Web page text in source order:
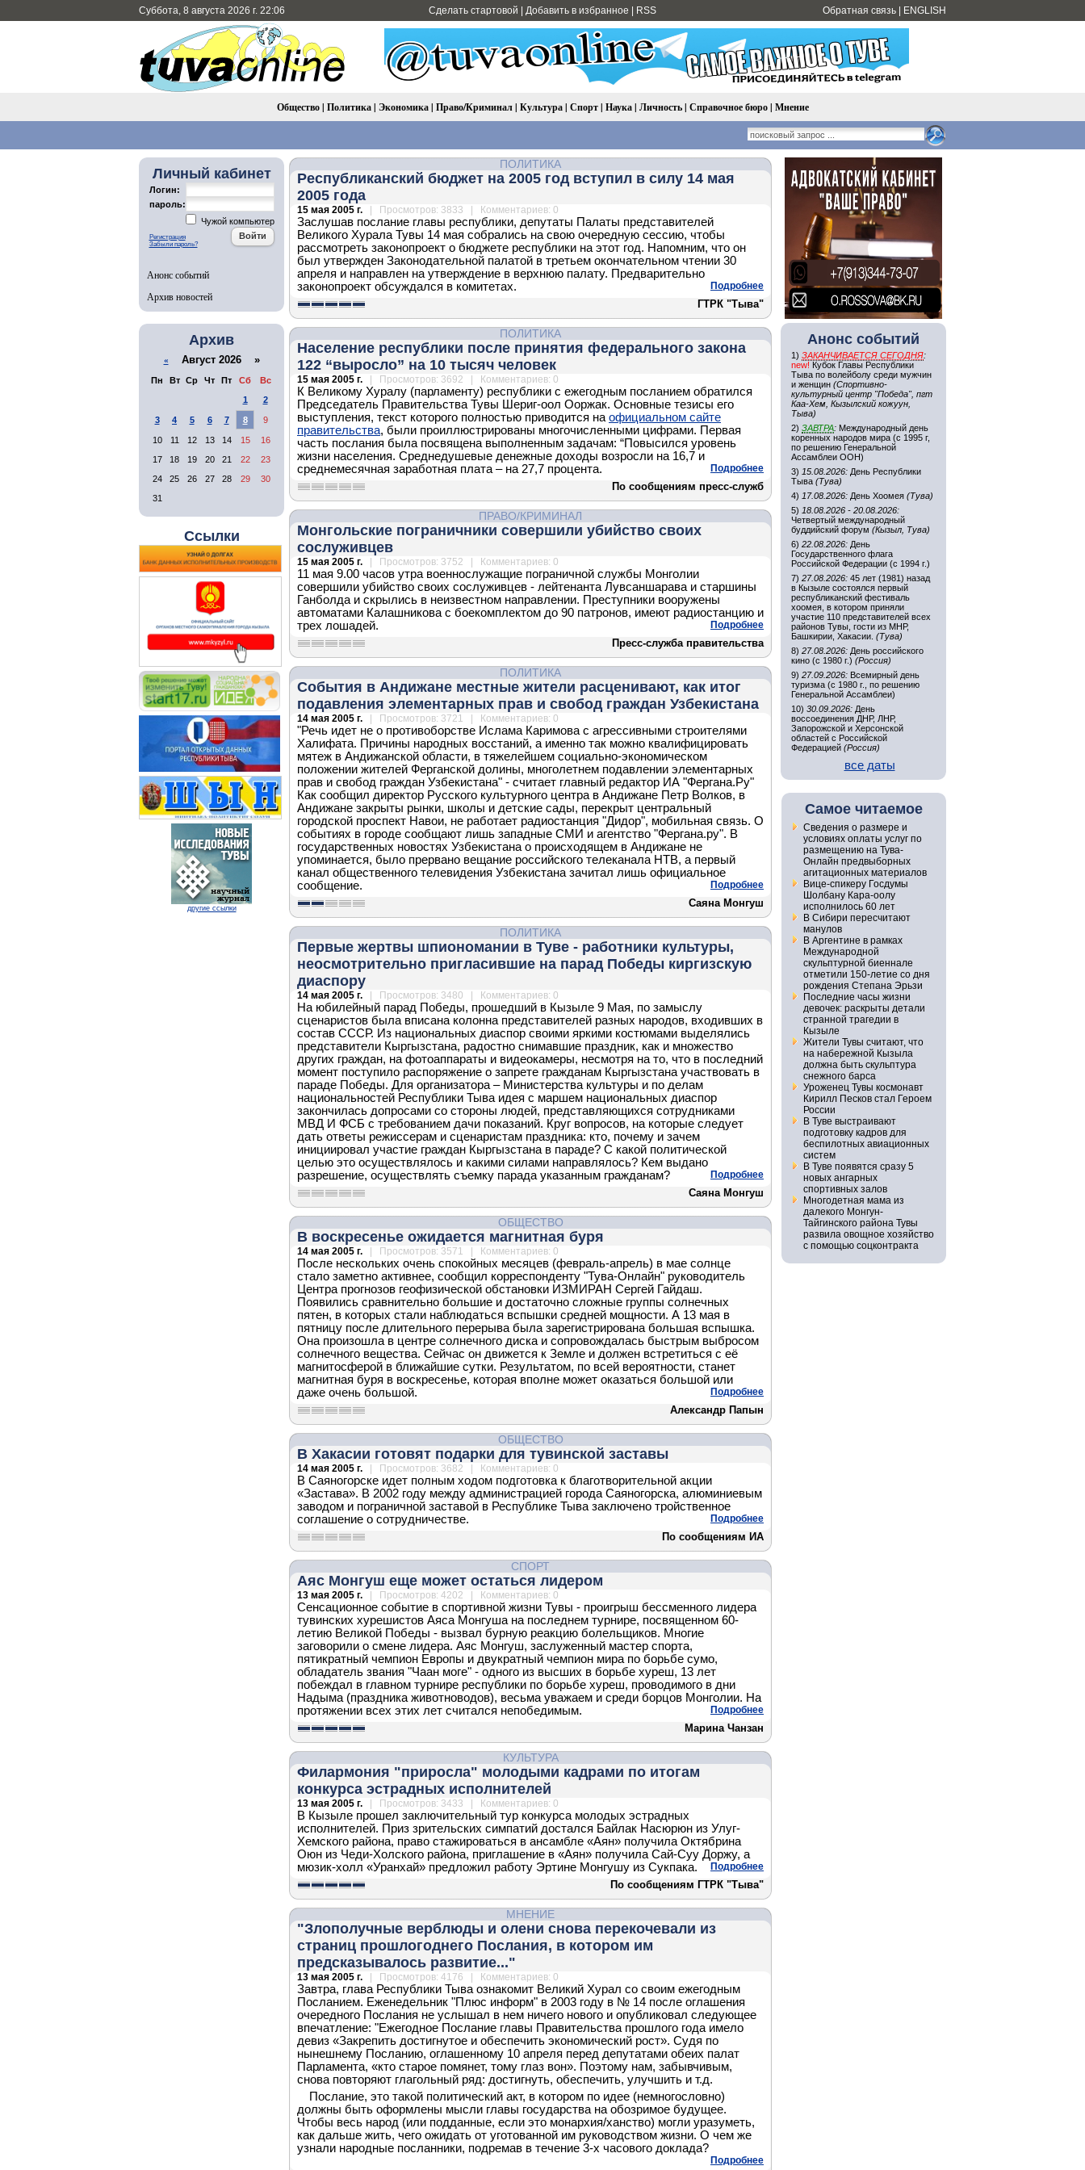
Суббота, 8 августа 2026 г. 22:06 Сделать стартовой Добавить в избранное RSS Обратная связь ENGLISH
Общество| Политика| Экономика| Право/Криминал| Культура| Спорт| Наука| Личность| Справочное бюро| Мнение
Личный кабинет
Логин:
пароль:
Чужой компьютер
Регистрация
Забыли пароль?
Анонс событий
Архив новостей
Архив
« Август 2026 »
Пн Вт Ср Чт Пт Сб
Вс
1
2
3 4 5 6 7 8 9
10 11 12 13 14 15
16
17
18 19 20 21 22
23
24
25 26 27 28 29
30
31
Ссылки
другие ссылки
ПОЛИТИКА
Республиканский бюджет на 2005 год вступил в силу 14 мая
2005 года
15 мая 2005 г. | Просмотров: 3833 | Комментариев: 0
Заслушав послание главы республики, депутаты Палаты представителей
Великого Хурала Тувы 14 мая собрались на свою очередную сессию, чтобы
рассмотреть законопроект о бюджете республики на этот год. Напомним, что он
был утвержден Законодательной палатой в третьем окончательном чтении 30
апреля и направлен на утверждение в верхнюю палату. Предварительно
законопроект обсуждался в комитетах.
Подробнее
ГТРК "Тыва"
ПОЛИТИКА
Население республики после принятия федерального закона
122 “выросло” на 10 тысяч человек
15 мая 2005 г. | Просмотров: 3692 | Комментариев: 0
К Великому Хуралу (парламенту) республики с ежегодным посланием обратился
Председатель Правительства Тувы Шериг-оол Ооржак. Основные тезисы его
выступления, текст которого полностью приводится на официальном сайте
правительства, были проиллюстрированы многочисленными цифрами. Первая
часть послания была посвящена выполненным задачам: “Повысился уровень
жизни населения. Среднедушевые денежные доходы возросли на 16,7 и
среднемесячная заработная плата – на 27,7 процента.
Подробнее
По сообщениям пресс-служб
ПРАВО/КРИМИНАЛ
Монгольские пограничники совершили убийство своих
сослуживцев
15 мая 2005 г. | Просмотров: 3752 | Комментариев: 0
11 мая 9.00 часов утра военнослужащие пограничной службы Монголии
совершили убийство своих сослуживцев - лейтенанта Лувсаншарава и старшины
Ганболда и скрылись в неизвестном направлении. Преступники вооружены
автоматами Калашникова с боекомплектом до 90 патронов, имеют радиостанцию и
трех лошадей.
Подробнее
Пресс-служба правительства
ПОЛИТИКА
События в Андижане местные жители расценивают, как итог
подавления элементарных прав и свобод граждан Узбекистана
14 мая 2005 г. | Просмотров: 3721 | Комментариев: 0
"Речь идет не о противоборстве Ислама Каримова с агрессивными строителями
Халифата. Причины народных восстаний, а именно так можно квалифицировать
мятеж в Андижанской области, в тяжелейшем социально-экономическом
положении жителей Ферганской долины, многолетнем подавлении элементарных
прав и свобод граждан Узбекистана" - считает главный редактор ИА "Фергана.Ру"
Как сообщил директор Русского культурного центра в Андижане Петр Волков, в
Андижане закрыты рынки, школы и детские сады, перекрыт центральный
городской проспект Навои, не работает радиостанция "Дидор", мобильная связь. О
событиях в городе сообщают лишь западные СМИ и агентство "Фергана.ру". В
государственных новостях Узбекистана о происходящем в Андижане не
упоминается, было прервано вещание российского телеканала НТВ, а первый
канал общественного телевидения Узбекистана зачитал лишь официальное
сообщение.
Подробнее
Саяна Монгуш
ПОЛИТИКА
Первые жертвы шпиономании в Туве - работники культуры,
неосмотрительно пригласившие на парад Победы киргизскую
диаспору
14 мая 2005 г. | Просмотров: 3480 | Комментариев: 0
На юбилейный парад Победы, прошедший в Кызыле 9 Мая, по замыслу
сценаристов была вписана колонна представителей разных народов, входивших в
состав СССР. Из национальных диаспор своими яркими костюмами выделялись
представители Кыргызстана, радостно снимавшие праздник, как и множество
других граждан, на фотоаппараты и видеокамеры, несмотря на то, что в последний
момент поступило распоряжение о запрете гражданам Кыргызстана участвовать в
параде Победы. Для организатора – Министерства культуры и по делам
национальностей Республики Тыва идея с маршем национальных диаспор
закончилась допросами со стороны людей, представляющихся сотрудниками
МВД И ФСБ с требованием дачи показаний. Круг вопросов, на которые следует
дать ответы режиссерам и сценаристам праздника: кто, почему и зачем
инициировал участие граждан Кыргызстана в параде? С какой политической
целью это осуществлялось и какими силами направлялось? Кем выдано
разрешение, осуществлять съемку парада указанным гражданам?
Подробнее
Саяна Монгуш
ОБЩЕСТВО
В воскресенье ожидается магнитная буря
14 мая 2005 г. | Просмотров: 3571 | Комментариев: 0
После нескольких очень спокойных месяцев (февраль-апрель) в мае солнце
стало заметно активнее, сообщил корреспонденту "Тува-Онлайн" руководитель
Центра прогнозов геофизической обстановки ИЗМИРАН Сергей Гайдаш.
Появились сравнительно большие и достаточно сложные группы солнечных
пятен, в которых стали наблюдаться вспышки средней мощности. А 13 мая в
пятницу после длительного перерыва была зарегистрирована большая вспышка.
Она произошла в центре солнечного диска и сопровождалась быстрым выбросом
солнечного вещества. Сейчас он движется к Земле и должен встретиться с её
магнитосферой в ближайшие сутки. Результатом, по всей вероятности, станет
магнитная буря в воскресенье, которая вполне может оказаться большой или
даже очень большой.
Подробнее
Александр Папын
ОБЩЕСТВО
В Хакасии готовят подарки для тувинской заставы
14 мая 2005 г. | Просмотров: 3682 | Комментариев: 0
В Саяногорске идет полным ходом подготовка к благотворительной акции
«Застава». В 2002 году между администрацией города Саяногорска, алюминиевым
заводом и пограничной заставой в Республике Тыва заключено тройственное
соглашение о сотрудничестве.
Подробнее
По сообщениям ИА
СПОРТ
Аяс Монгуш еще может остаться лидером
13 мая 2005 г. | Просмотров: 4202 | Комментариев: 0
Сенсационное событие в спортивной жизни Тувы - проигрыш бессменного лидера
тувинских хурешистов Аяса Монгуша на последнем турнире, посвященном 60-
летию Великой Победы - вызвал бурную реакцию болельщиков. Многие
заговорили о смене лидера. Аяс Монгуш, заслуженный мастер спорта,
пятикратный чемпион Европы и двукратный чемпион мира по борьбе сумо,
обладатель звания "Чаан моге" - одного из высших в борьбе хуреш, 13 лет
побеждал в главном турнире республики по борьбе хуреш, проводимого в дни
Надыма (праздника животноводов), весьма уважаем и среди борцов Монголии. На
протяжении всех этих лет считался непобедимым.
Подробнее
Марина Чанзан
КУЛЬТУРА
Филармония "приросла" молодыми кадрами по итогам
конкурса эстрадных исполнителей
13 мая 2005 г. | Просмотров: 3433 | Комментариев: 0
В Кызыле прошел заключительный тур конкурса молодых эстрадных
исполнителей. Приз зрительских симпатий достался Байлак Насюрюн из Улуг-
Хемского района, право стажироваться в ансамбле «Аян» получила Октябрина
Оюн из Чеди-Холского района, приглашение в «Аян» получила Сай-Суу Доржу, а
мюзик-холл «Уранхай» предложил работу Эртине Монгушу из Сукпака.
Подробнее
По сообщениям ГТРК "Тыва"
МНЕНИЕ
"Злополучные верблюды и олени снова перекочевали из
страниц прошлогоднего Послания, в котором им
предсказывалось развитие..."
13 мая 2005 г. | Просмотров: 4176 | Комментариев: 0
Завтра, глава Республики Тыва ознакомит Великий Хурал со своим ежегодным
Посланием. Еженедельник "Плюс информ" в 2003 году в № 14 после оглашения
очередного Послания не услышал в нем ничего нового и опубликовал следующее
впечатление: "Ежегодное Послание главы Правительства прошлого года имело
девиз «Закрепить достигнутое и обеспечить экономический рост». Судя по
нынешнему Посланию, оглашенному 10 апреля перед депутатами обеих палат
Парламента, «кто старое помянет, тому глаз вон». Поэтому нам, забывчивым,
снова повторяют глагольный ряд: достигнуть, обеспечить, улучшить и т.д.
Послание, это такой политический акт, в котором по идее (немногословно)
должны быть оформлены мысли главы государства на обозримое будущее.
Чтобы весь народ (или подданные, если это монархия/ханство) могли уразуметь,
как дальше жить, чего ожидать от уготованной им руководством жизни. О чем же
узнали народные посланники, подремав в течение 3-х часового доклада?
Подробнее
Анонс событий
1) ЗАКАНЧИВАЕТСЯ СЕГОДНЯ:
new! Кубок Главы Республики
Тыва по волейболу среди мужчин
и женщин (Спортивно-
культурный центр "Победа", пгт
Каа-Хем, Кызылский кожуун,
Тыва)
2) ЗАВТРА: Международный день
коренных народов мира (с 1995 г,
по решению Генеральной
Ассамблеи ООН)
3) 15.08.2026: День Республики
Тыва (Тува)
4) 17.08.2026: День Хоомея (Тува)
5) 18.08.2026 - 20.08.2026:
Четвертый международный
буддийский форум (Кызыл, Тува)
6) 22.08.2026: День
Государственного флага
Российской Федерации (с 1994 г.)
7) 27.08.2026: 45 лет (1981) назад
в Кызыле состоялся первый
республиканский фестиваль
хоомея, в котором приняли
участие 110 представителей всех
районов Тувы, гости из МНР,
Башкирии, Хакасии. (Тува)
8) 27.08.2026: День российского
кино (с 1980 г.) (Россия)
9) 27.09.2026: Всемирный день
туризма (с 1980 г., по решению
Генеральной Ассамблеи)
10) 30.09.2026: День
воссоединения ДНР, ЛНР,
Запорожской и Херсонской
областей с Российской
Федерацией (Россия)
все даты
Самое читаемое
Сведения о размере и
условиях оплаты услуг по
размещению на Тува-
Онлайн предвыборных
агитационных материалов
Вице-спикеру Госдумы
Шолбану Кара-оолу
исполнилось 60 лет
В Сибири пересчитают
манулов
В Аргентине в рамках
Международной
скульптурной биеннале
отметили 150-летие со дня
рождения Степана Эрьзи
Последние часы жизни
девочек: раскрыты детали
странной трагедии в
Кызыле
Жители Тувы считают, что
на набережной Кызыла
должна быть скульптура
снежного барса
Уроженец Тувы космонавт
Кирилл Песков стал Героем
России
В Туве выстраивают
подготовку кадров для
беспилотных авиационных
систем
В Туве появятся сразу 5
новых ангарных
спортивных залов
Многодетная мама из
далекого Монгун-
Тайгинского района Тувы
развила овощное хозяйство
с помощью соцконтракта